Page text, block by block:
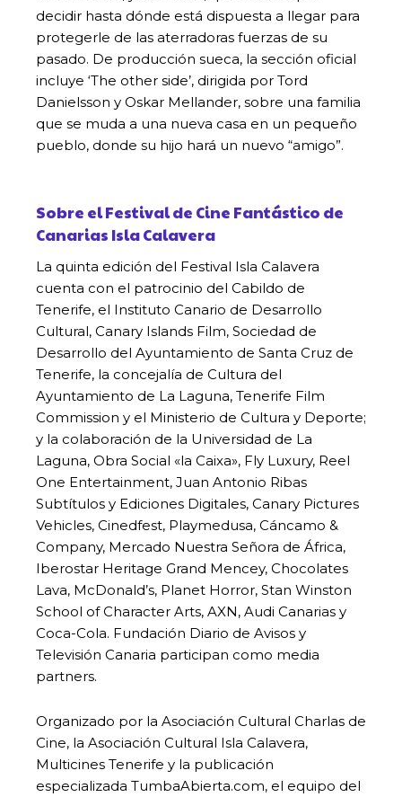
decidir hasta dónde está dispuesta a llegar para
protegerle de las aterradoras fuerzas de su
pasado. De producción sueca, la sección oficial
incluye ‘The other side’, dirigida por Tord
Danielsson y Oskar Mellander, sobre una familia
que se muda a una nueva casa en un pequeño
pueblo, donde su hijo hará un nuevo “amigo”.
Sobre el Festival de Cine Fantástico de
Canarias Isla Calavera
La quinta edición del Festival Isla Calavera
cuenta con el patrocinio del Cabildo de
Tenerife, el Instituto Canario de Desarrollo
Cultural, Canary Islands Film, Sociedad de
Desarrollo del Ayuntamiento de Santa Cruz de
Tenerife, la concejalía de Cultura del
Ayuntamiento de La Laguna, Tenerife Film
Commission y el Ministerio de Cultura y Deporte;
y la colaboración de la Universidad de La
Laguna, Obra Social «la Caixa», Fly Luxury, Reel
One Entertainment, Juan Antonio Ribas
Subtítulos y Ediciones Digitales, Canary Pictures
Vehicles, Cinedfest, Playmedusa, Cáncamo &
Company, Mercado Nuestra Señora de África,
Iberostar Heritage Grand Mencey, Chocolates
Lava, McDonald’s, Planet Horror, Stan Winston
School of Character Arts, AXN, Audi Canarias y
Coca-Cola. Fundación Diario de Avisos y
Televisión Canaria participan como media
partners.
Organizado por la Asociación Cultural Charlas de
Cine, la Asociación Cultural Isla Calavera,
Multicines Tenerife y la publicación
especializada TumbaAbierta.com, el equipo del